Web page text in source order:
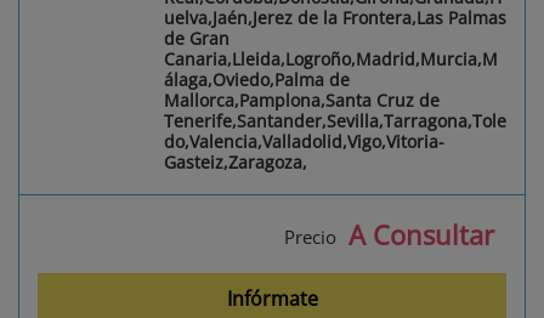
uelva,Jaén,Jerez de la Frontera,Las Palmas
de Gran
Canaria,Lleida,Logroño,Madrid,Murcia,M
álaga,Oviedo,Palma de
Mallorca,Pamplona,Santa Cruz de
Tenerife,Santander,Sevilla,Tarragona,Tole
do,Valencia,Valladolid,Vigo,Vitoria-
Gasteiz,Zaragoza,
Precio A Consultar
Infórmate